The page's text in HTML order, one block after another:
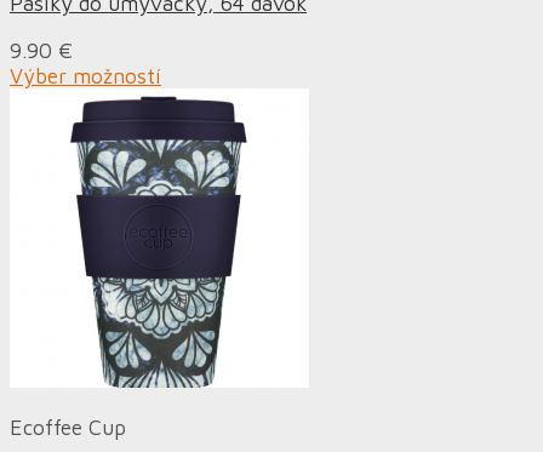
9.90 €
Výber možností
Ecoffee Cup